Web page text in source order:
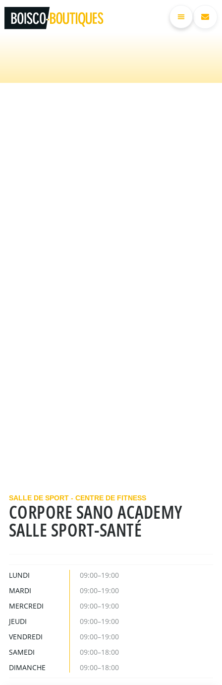
SALLE DE SPORT - CENTRE DE FITNESS
CORPORE SANO ACADEMY
SALLE SPORT-SANTÉ
LUNDI
MARDI
MERCREDI
JEUDI
VENDREDI
SAMEDI
DIMANCHE
09:00–19:00
09:00–19:00
09:00–19:00
09:00–19:00
09:00–19:00
09:00–18:00
09:00–18:00